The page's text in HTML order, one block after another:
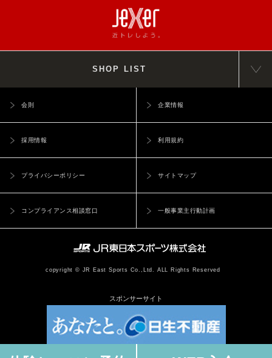
SHOP LIST
copyright © JR East Sports Co.,Ltd. ALL Rights Reserved
会則 企業情報
採用情報 利用規約
プライバシーポリシー サイトマップ
コンプライアンス相談窓口 一般事業主行動計画
スポンサーサイト